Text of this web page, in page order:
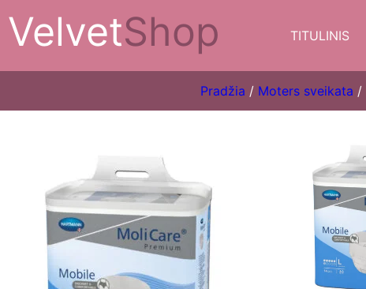
VelvetShop TITULINIS
Pradžia / Moters sveikata /